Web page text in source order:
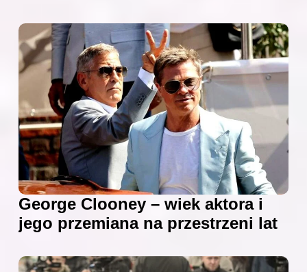
George Clooney – wiek aktora i
jego przemiana na przestrzeni lat